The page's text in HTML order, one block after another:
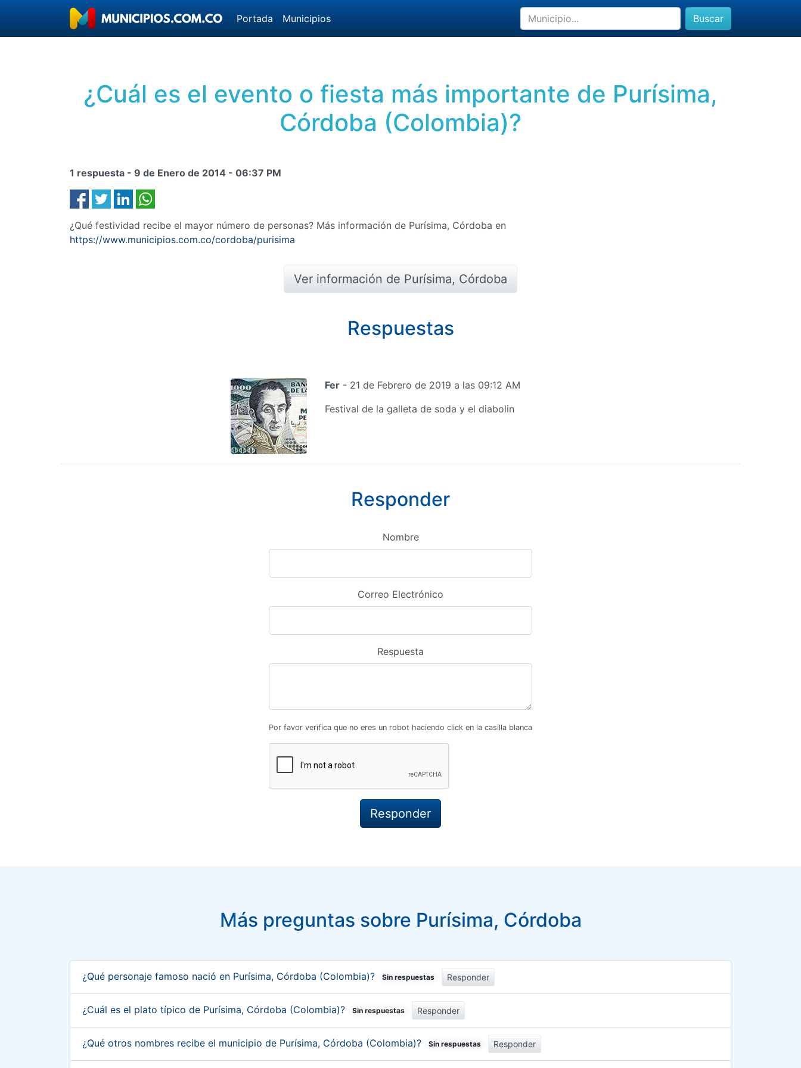
Portada Municipios Buscar
¿Cuál es el evento o fiesta más importante de Purísima,
Córdoba (Colombia)?
1 respuesta - 9 de Enero de 2014 - 06:37 PM
¿Qué festividad recibe el mayor número de personas? Más información de Purísima, Córdoba en
https://www.municipios.com.co/cordoba/purisima
Ver información de Purísima, Córdoba
Respuestas
Fer- 21 de Febrero de 2019 a las 09:12 AM
Festival de la galleta de soda y el diabolin
Responder
Nombre
Correo Electrónico
Respuesta
Por favor verifica que no eres un robot haciendo click en la casilla blanca
Más preguntas sobre Purísima, Córdoba
¿Qué personaje famoso nació en Purísima, Córdoba (Colombia)? Sin respuestas Responder
¿Cuál es el plato típico de Purísima, Córdoba (Colombia)? Sin respuestas Responder
¿Qué otros nombres recibe el municipio de Purísima, Córdoba (Colombia)? Sin respuestas Responder